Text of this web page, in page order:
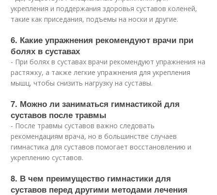
укрепления и поддержания здоровья суставов коленей,
такие как приседания, подъемы на носки и другие.
6. Какие упражнения рекомендуют врачи при
болях в суставах
- При болях в суставах врачи рекомендуют упражнения на
растяжку, а также легкие упражнения для укрепления
мышц, чтобы снизить нагрузку на суставы.
7. Можно ли заниматься гимнастикой для
суставов после травмы
- После травмы суставов важно следовать
рекомендациям врача, но в большинстве случаев
гимнастика для суставов помогает восстановлению и
укреплению суставов.
8. В чем преимущество гимнастики для
суставов перед другими методами лечения